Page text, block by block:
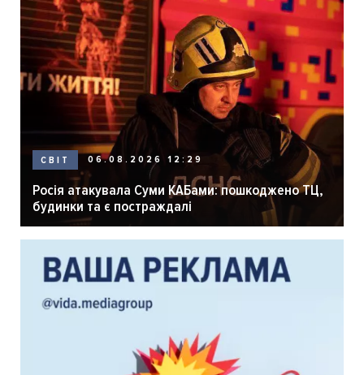
СВІТ 06.08.2026 12:29
Росія атакувала Суми КАБами: пошкоджено ТЦ,
будинки та є постраждалі